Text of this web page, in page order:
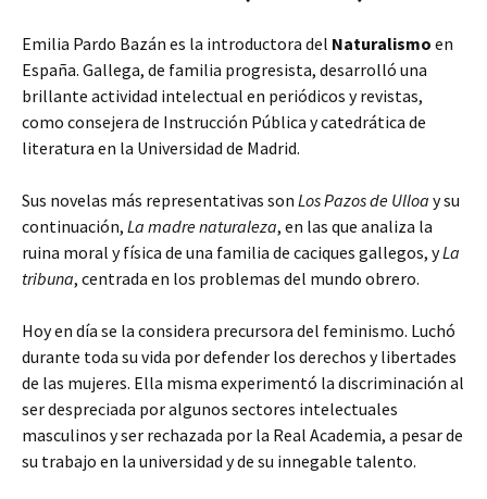
Emilia Pardo Bazán es la introductora del Naturalismo en
España. Gallega, de familia progresista, desarrolló una
brillante actividad intelectual en periódicos y revistas,
como consejera de Instrucción Pública y catedrática de
literatura en la Universidad de Madrid.
Sus novelas más representativas son Los Pazos de Ulloa y su
continuación, La madre naturaleza, en las que analiza la
ruina moral y física de una familia de caciques gallegos, yLa
tribuna, centrada en los problemas del mundo obrero.
Hoy en día se la considera precursora del feminismo. Luchó
durante toda su vida por defender los derechos y libertades
de las mujeres. Ella misma experimentó la discriminación al
ser despreciada por algunos sectores intelectuales
masculinos y ser rechazada por la Real Academia, a pesar de
su trabajo en la universidad y de su innegable talento.